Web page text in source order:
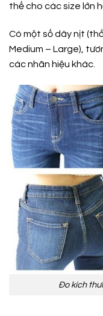
thế cho các size lớn
Có một số dây nịt
Medium – Large),
các nhãn hiệu khác.
Đo kích